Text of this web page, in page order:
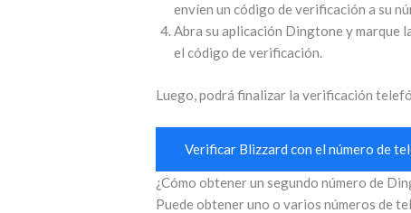
envíen un código de verificación a su
Abra su aplicación Dingtone y marque
el código de verificación.
Luego, podrá finalizar la verificación
Verificar Blizzard con el número de
¿Cómo obtener un segundo número de
Puede obtener uno o varios números de